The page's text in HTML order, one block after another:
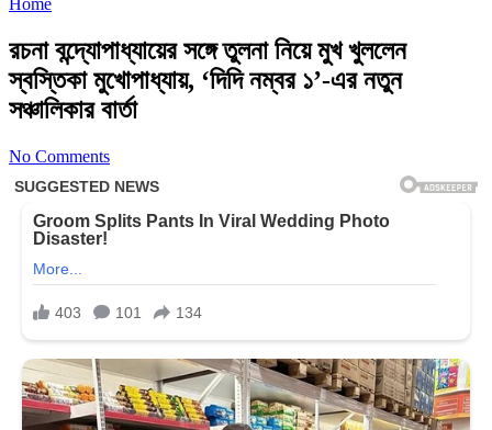
Home
রচনা বন্দ্যোপাধ্যায়ের সঙ্গে তুলনা নিয়ে মুখ খুললেন
স্বস্তিকা মুখোপাধ্যায়, ‘দিদি নম্বর ১’-এর নতুন
সঞ্চালিকার বার্তা
No Comments